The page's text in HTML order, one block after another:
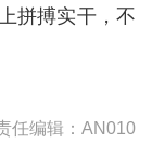
拼搏实干，不
任编辑：AN010